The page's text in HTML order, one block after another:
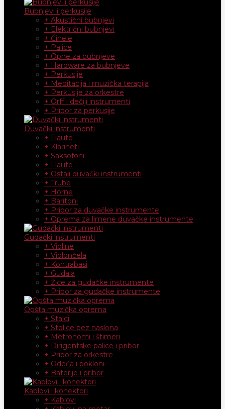
Bubnjevi i perkusije
+ Akustični bubnjevi
+ Električni bubnjevi
+ Činele
+ Palice
+ Opne za bubnjeve
+ Hardware za bubnjeve
+ Perkusije
+ Meditacija i muzička terapija
+ Perkusije za orkestre
+ Orff i dečiji instrumenti
+ Pribor za perkusije
Duvački instrumenti
+ Flaute
+ Klarineti
+ Saksofoni
+ Flaute
+ Ostali duvački instrumenti
+ Trube
+ Horne
+ Baritoni
+ Pribor za duvačke instrumente
+ Oprema za limene duvačke instrumente
Gudački instrumenti
+ Violine
+ Violončela
+ Kontrabasi
+ Gudala
+ Žice za gudačke instrumente
+ Pribor za gudačke instrumente
Opšta muzička oprema
+ Stalci
+ Stolice bez naslona
+ Metronomi i štimeri
+ Dirigentske palice i pribor
+ Pribor za orkestre
+ Odeća i pokloni
+ Baterije i pribor
Kablovi i konektori
+ Kablovi